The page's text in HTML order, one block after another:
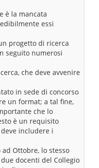
è la mancata
essi
progetto di ricerca
seguito numerosi
che deve avvenire
in sede di concorso
un format; a tal fine,
che lo
è un requisito
includere i
Ottobre, lo stesso
docenti del Collegio